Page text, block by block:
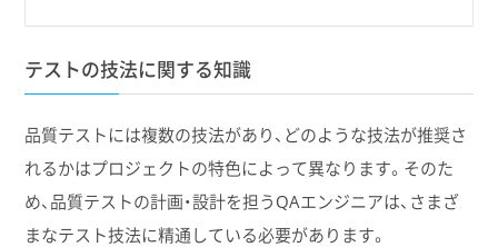
テストの技法に関する知識
品質テストには複数の技法があり、どのような技法が推奨さ
れるかはプロジェクトの特色によって異なります。そのた
め、品質テストの計画・設計を担うQAエンジニアは、さまざ
まなテスト技法に精通している必要があります。